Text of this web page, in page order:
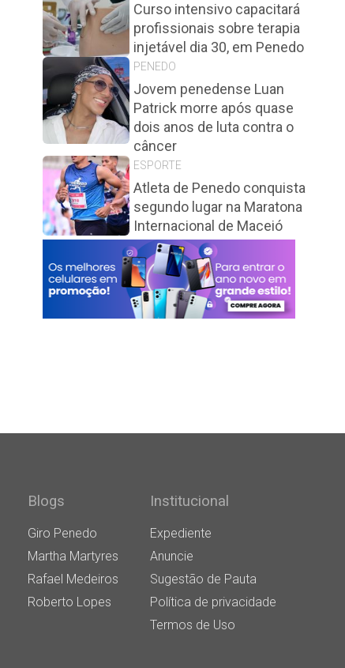
Curso intensivo capacitará
profissionais sobre terapia
injetável dia 30, em Penedo
PENEDO
Jovem penedense Luan
Patrick morre após quase
dois anos de luta contra o
câncer
ESPORTE
Atleta de Penedo conquista
segundo lugar na Maratona
Internacional de Maceió
Blogs
Giro Penedo
Martha Martyres
Rafael Medeiros
Roberto Lopes
Institucional
Expediente
Anuncie
Sugestão de Pauta
Política de privacidade
Termos de Uso